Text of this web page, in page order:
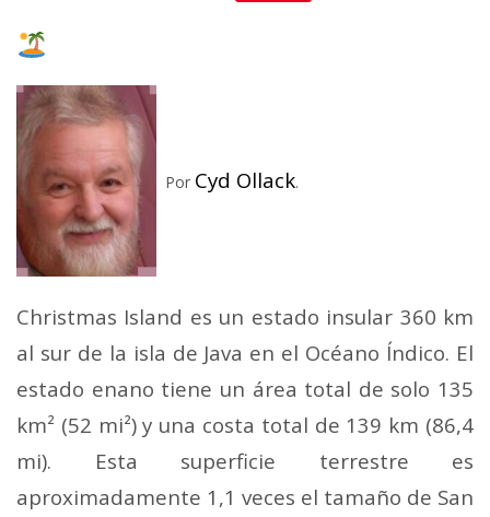
Por Cyd Ollack.
Christmas Island es un estado insular 360 km
al sur de la isla de Java en el Océano Índico. El
estado enano tiene un área total de solo 135
km² (52 mi²) y una costa total de 139 km (86,4
mi). Esta superficie terrestre es
aproximadamente 1,1 veces el tamaño de San